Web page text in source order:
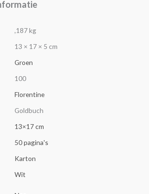
,187 kg
13 × 17 × 5 cm
Groen
100
Florentine
Goldbuch
13×17 cm
50 pagina's
Karton
Wit